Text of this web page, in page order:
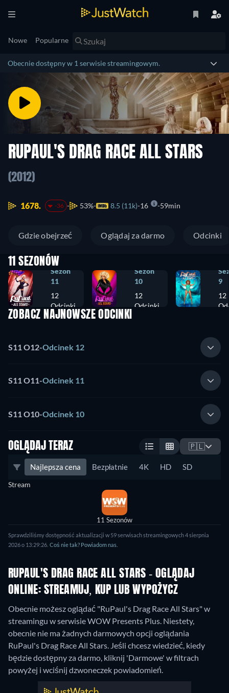
Nowe Popularne
Obecnie dostępny w 1 serwisie streamingowym.
RUPAUL'S DRAG RACE ALL STARS
(2012)
1678. -36 53% 8.5 (11k) 16 59min
Gdzie obejrzeć Oglądaj za darmo Odcinki
11 SEZONÓW
Sezon
11
12
Odcinki
Sezon
10
12
Odcinki
9
12
ZOBACZ NAJNOWSZE ODCINKI
S11 O12-Odcinek 12
S11 O11-Odcinek 11
S11 O10-Odcinek 10
OGLĄDAJ TERAZ 🇵🇱
Najlepsza cena Bezpłatnie 4K HD SD
Stream
11 Sezonów
Sprawdziliśmy dostępność aktualizacji w 59 serwisach streamingowych 4 sierpnia
2026 o 13:29:26. Coś nie tak? Powiadom nas.
RUPAUL'S DRAG RACE ALL STARS - OGLĄDAJ
ONLINE: STREAMUJ, KUP LUB WYPOŻYCZ
Obecnie możesz oglądać "RuPaul's Drag Race All Stars" w
streamingu w serwisie WOW Presents Plus. Niestety,
obecnie nie ma żadnych darmowych opcji oglądania
RuPaul's Drag Race All Stars. Jeśli chcesz wiedzieć, kiedy
będzie dostępny za darmo, kliknij 'Darmowe' w filtrach
powyżej i wciśnij dzwoneczek powiadomień.